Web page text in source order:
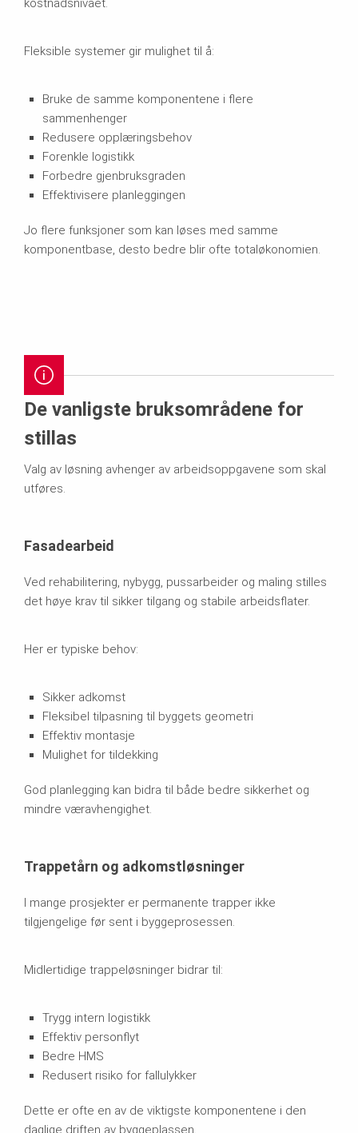
kostnadsnivået.
Fleksible systemer gir mulighet til å:
Bruke de samme komponentene i flere
sammenhenger
Redusere opplæringsbehov
Forenkle logistikk
Forbedre gjenbruksgraden
Effektivisere planleggingen
Jo flere funksjoner som kan løses med samme
komponentbase, desto bedre blir ofte totaløkonomien.
De vanligste bruksområdene for
stillas
Valg av løsning avhenger av arbeidsoppgavene som skal
utføres.
Fasadearbeid
Ved rehabilitering, nybygg, pussarbeider og maling stilles
det høye krav til sikker tilgang og stabile arbeidsflater.
Her er typiske behov:
Sikker adkomst
Fleksibel tilpasning til byggets geometri
Effektiv montasje
Mulighet for tildekking
God planlegging kan bidra til både bedre sikkerhet og
mindre væravhengighet.
Trappetårn og adkomstløsninger
I mange prosjekter er permanente trapper ikke
tilgjengelige før sent i byggeprosessen.
Midlertidige trappeløsninger bidrar til:
Trygg intern logistikk
Effektiv personflyt
Bedre HMS
Redusert risiko for fallulykker
Dette er ofte en av de viktigste komponentene i den
daglige driften av byggeplassen.